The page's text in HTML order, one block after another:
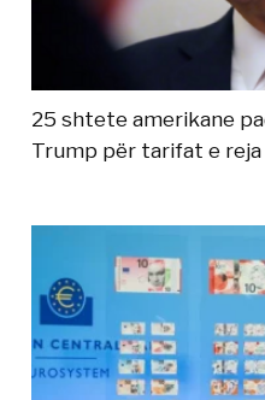
25 shtete amerikane
Trump për tarifat e